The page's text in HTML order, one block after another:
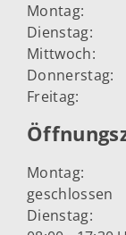
Montag:
Dienstag:
Mittwoch:
Donnerstag:
Freitag:
Montag:
geschlossen
Dienstag: